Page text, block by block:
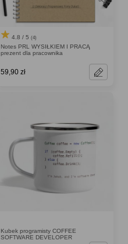
4.8 / 5 (4)
Notes PRL WYSIŁKIEM I PRACĄ
prezent dla pracownika
59,90 zł
Kubek programisty COFFEE
SOFTWARE DEVELOPER